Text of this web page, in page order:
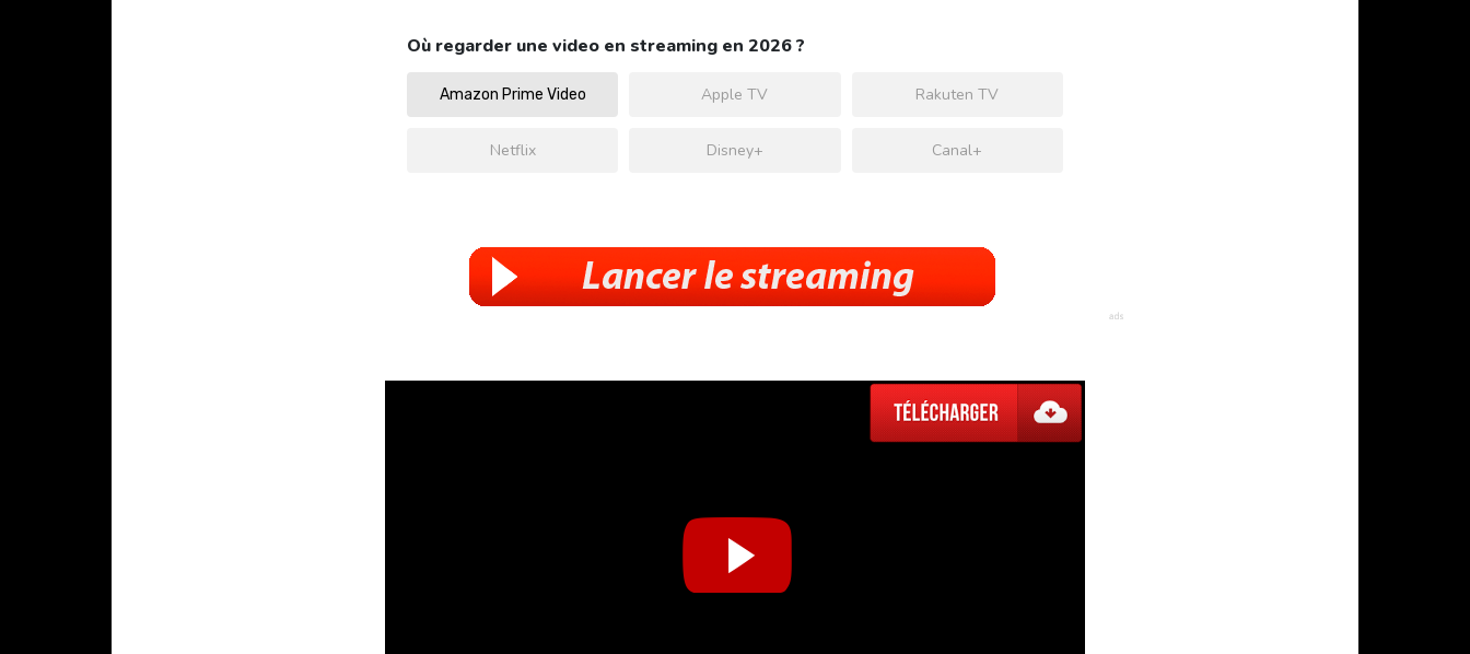
Où regarder une video en streaming en 2026 ?
Amazon Prime Video Apple TV Rakuten TV
Netflix Disney+ Canal+